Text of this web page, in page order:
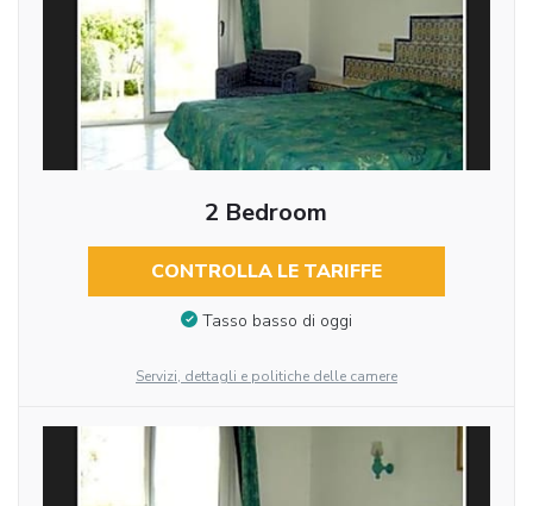
2 Bedroom
CONTROLLA LE TARIFFE
Tasso basso di oggi
Servizi, dettagli e politiche delle camere